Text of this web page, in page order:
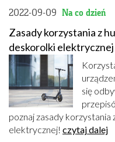
2022-09-09 Na co dzień
Zasady korzystania z
deskorolki elektrycznej
się
poznaj zasady
elektrycznej! czytaj dalej